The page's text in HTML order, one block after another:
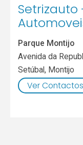
Parque Montijo
Avenida da
Setúbal, Montijo
Ver Contactos